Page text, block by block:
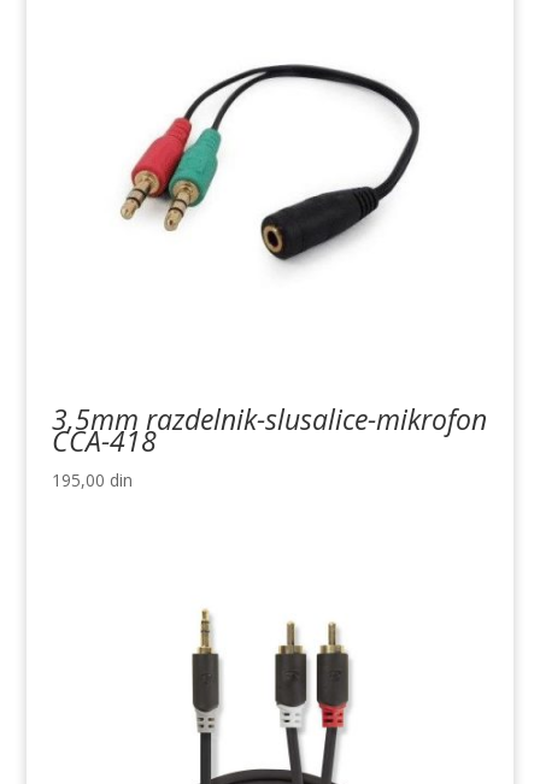
3,5mm razdelnik-slusalice-mikrofon
CCA-418
195,00 din